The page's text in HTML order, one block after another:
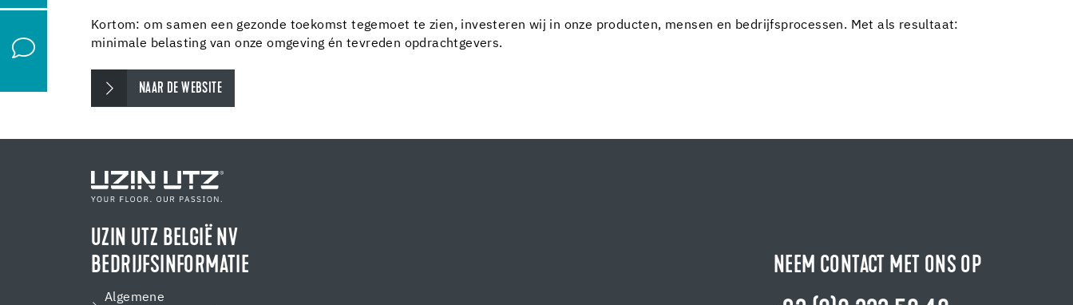
Kortom: om samen een gezonde toekomst tegemoet te zien, investeren wij in onze producten, mensen en bedrijfsprocessen. Met als resultaat:
minimale belasting van onze omgeving én tevreden opdrachtgevers.
NAAR DE WEBSITE
UZIN UTZ BELGIË NV
BEDRIJFSINFORMATIE
Algemene
NEEM CONTACT MET ONS OP